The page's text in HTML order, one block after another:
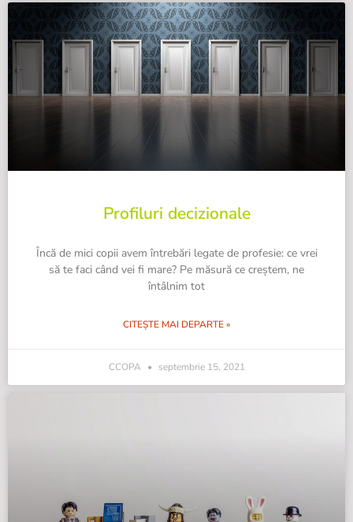
Profiluri decizionale
Încă de mici copii avem întrebări legate de profesie: ce vrei
să te faci când vei fi mare? Pe măsură ce creștem, ne
întâlnim tot
CITEȘTE MAI DEPARTE »
CCOPA septembrie 15, 2021